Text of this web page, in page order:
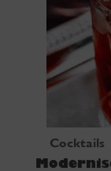
Cocktails